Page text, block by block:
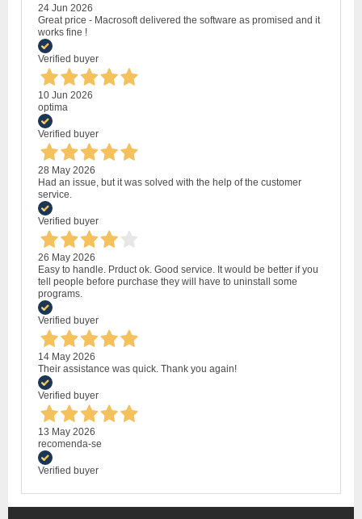
24 Jun 2026
Great price - Macrosoft delivered the software as promised and it
works fine !
Verified buyer
10 Jun 2026
optima
Verified buyer
28 May 2026
Had an issue, but it was solved with the help of the customer
service.
Verified buyer
26 May 2026
Easy to handle. Prduct ok. Good service. It would be better if you
tell people before purchase they will have to uninstall some
programs.
Verified buyer
14 May 2026
Their assistance was quick. Thank you again!
Verified buyer
13 May 2026
recomenda-se
Verified buyer